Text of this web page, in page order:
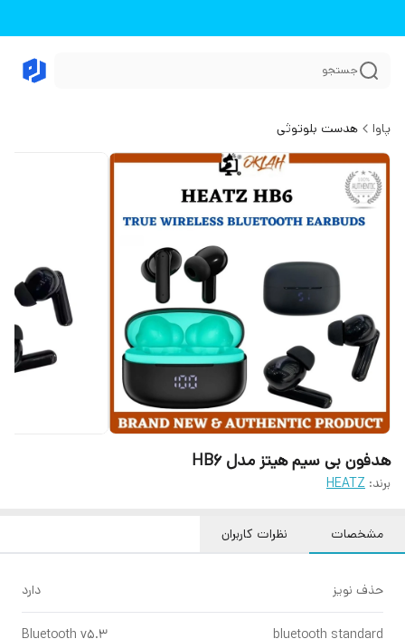
جستجو
پاوا هدست بلوتوثی
هدفون بی سیم هیتز مدل HB6
برند: HEATZ
مشخصات نظرات کاربران
حذف نویز دارد
bluetooth standard
Bluetooth v5.3